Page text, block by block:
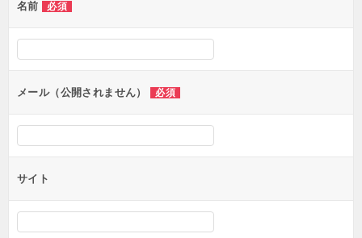
ー
シ
ン
名前 必須
メール（公開されません） 必須
サイト